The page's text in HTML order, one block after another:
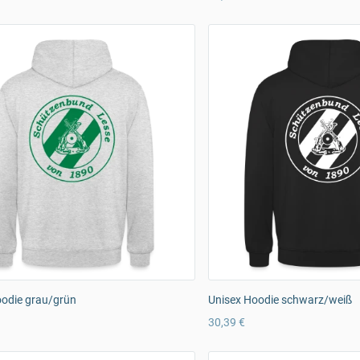
grau/grün
Unisex Hoodie schwarz/weiß
30,39 €